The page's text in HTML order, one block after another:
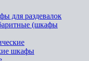
для раздевалок
(шкафы
шкафы